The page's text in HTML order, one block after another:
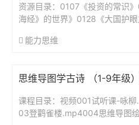
资源目录：0107《投资的常识
海经》的世界》0128《大国护
能力思维
思维导图学古诗 （1-9年级
课程目录：视频001试听课-咏
03登鹳雀楼.mp4004思维导图